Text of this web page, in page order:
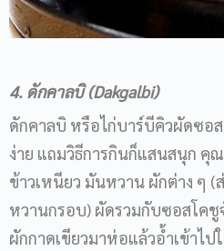
4. ดักคาลบิ (Dakgalbi)
ดักคาลบิ หรือไก่บาร์บีคิวผัดซอ
ง่าย แถมวิธีการกินก็แสนสนุก คุ
ข้าวเหนียว มันหวาน ผักต่าง ๆ
หวานกรอบ) ผัดรวมกับซอสโคชู
ผักกาดเขียวมาห่อแล้วอ้ำเข้าไป